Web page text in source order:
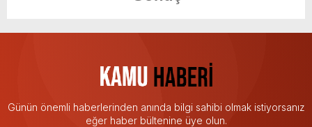
Günün önemli haberlerinden anında bilgi sahibi olmak istiyorsanız
eğer haber bültenine üye olun.